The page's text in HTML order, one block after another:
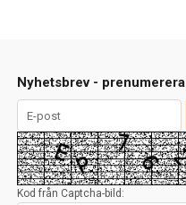
Nyhetsbrev - prenumerera
Kod från Captcha-bild: